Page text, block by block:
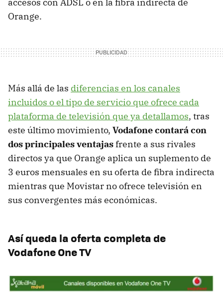
Orange.
Más allá de las diferencias en los canales
incluidos o el tipo de servicio que ofrece cada
plataforma de televisión que ya detallamos, tras
este último movimiento, Vodafone contará con
dos principales ventajasfrente a sus rivales
directos ya que Orange aplica un suplemento de
3 euros mensuales en su oferta de fibra indirecta
mientras que Movistar no ofrece televisión en
sus convergentes más económicas.
Así queda la oferta completa de
Vodafone One TV